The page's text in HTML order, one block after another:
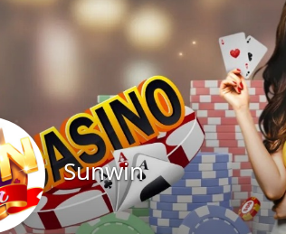
Sunwin